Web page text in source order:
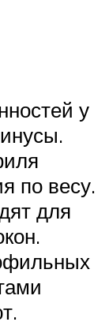
у
по весу.
для